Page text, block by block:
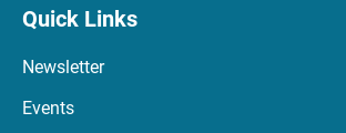
Quick Links
Newsletter
Events